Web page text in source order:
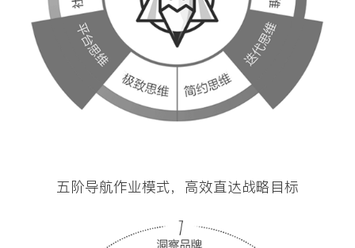
五阶导航作业模式，高效直达战略目标